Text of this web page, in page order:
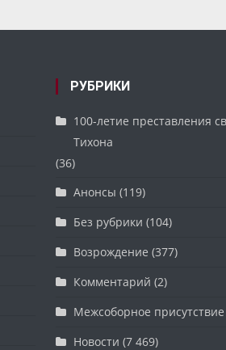
РУБРИКИ
100-летие преставления
Тихона
(36)
Анонсы (119)
Без рубрики (104)
Возрождение (377)
Комментарий (2)
Межсоборное присутствие
Новости (7 469)